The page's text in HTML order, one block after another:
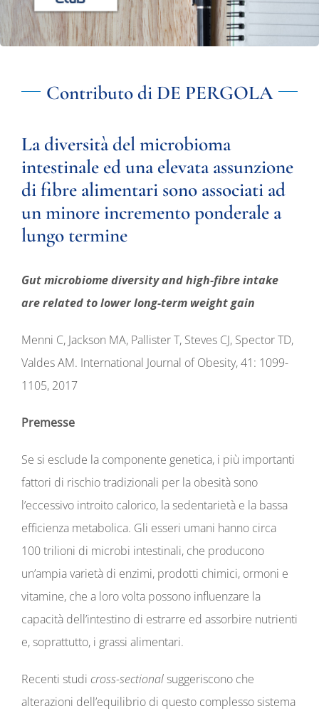
Contributo di DE PERGOLA
La diversità del microbioma
intestinale ed una elevata assunzione
di fibre alimentari sono associati ad
un minore incremento ponderale a
lungo termine
Gut microbiome diversity and high-fibre intake
are relatedto lower long-term weight gain
Menni C, Jackson MA, Pallister T, Steves CJ, Spector TD,
Valdes AM. International Journal of Obesity, 41: 1099-
1105, 2017
Premesse
Se si esclude la componente genetica, i più importanti
fattori di rischio tradizionali per la obesità sono
l’eccessivo introito calorico, la sedentarietà e la bassa
efficienza metabolica. Gli esseri umani hanno circa
100 trilioni di microbi intestinali, che producono
un’ampia varietà di enzimi, prodotti chimici, ormoni e
vitamine, che a loro volta possono influenzare la
capacità dell’intestino di estrarre ed assorbire nutrienti
e, soprattutto, i grassi alimentari.
Recenti studi cross-sectionalsuggeriscono che
alterazioni dell’equilibrio di questo complesso sistema